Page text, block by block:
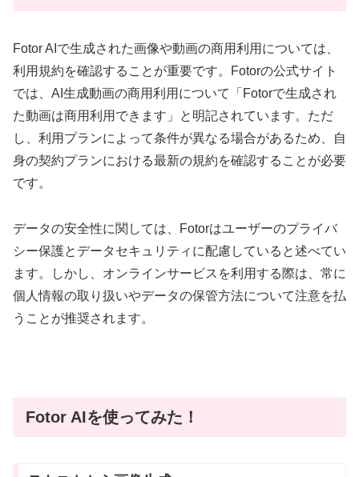
Fotor AIで生成された画像や動画の商用利用については、
利用規約を確認することが重要です。Fotorの公式サイト
では、AI生成動画の商用利用について「Fotorで生成され
た動画は商用利用できます」と明記されています。ただ
し、利用プランによって条件が異なる場合があるため、自
身の契約プランにおける最新の規約を確認することが必要
です。
データの安全性に関しては、Fotorはユーザーのプライバ
シー保護とデータセキュリティに配慮していると述べてい
ます。しかし、オンラインサービスを利用する際は、常に
個人情報の取り扱いやデータの保管方法について注意を払
うことが推奨されます。
Fotor AIを使ってみた！